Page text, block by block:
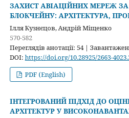
ЗАХИСТ АВІАЦІЙНИХ МЕРЕЖ
БЛОКЧЕЙНУ: АРХІТЕКТУРА,
Ілля Кузнєцов, Андрій Міщенко
570-582
Переглядів анотації: 54 |
DOI: https://doi.org/10.28925/2663-
PDF (English)
ІНТЕГРОВАНИЙ ПІДХІД ДО
АРХІТЕКТУР У